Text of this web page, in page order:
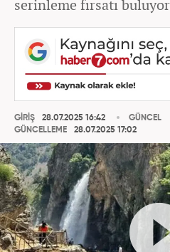
serinleme fırsatı
GİRİŞ
28.07.2025 16:42
GÜNCELLEME
28.07.2025 17:02
GÜNCEL